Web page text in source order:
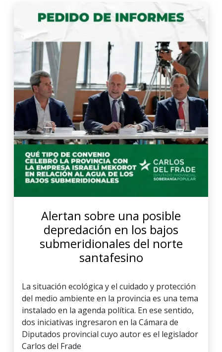
Alertan sobre una posible
depredación en los bajos
submeridionales del norte
santafesino
La situación ecológica y el cuidado y protección
del medio ambiente en la provincia es una tema
instalado en la agenda política. En ese sentido,
dos iniciativas ingresaron en la Cámara de
Diputados provincial cuyo autor es el legislador
Carlos del Frade